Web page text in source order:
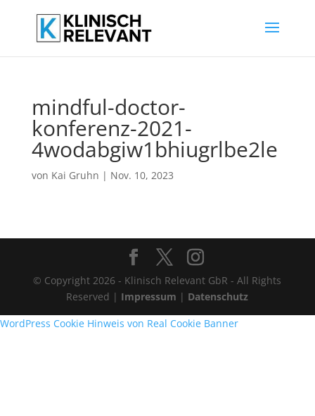
mindful-doctor-
konferenz-2021-
4wodabgiw1bhiugrlbe2le
von Kai Gruhn | Nov. 10, 2023
© Copyright 2026 - Klinisch Relevant GbR - All Rights
Reserved | Impressum | Datenschutz
WordPress Cookie Hinweis von Real Cookie Banner